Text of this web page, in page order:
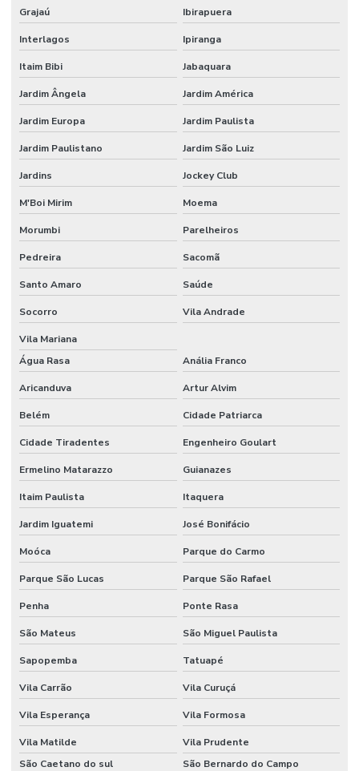
Empresa De Recuperação De Plásticos
Empresa De Recuperação E Extrusão
Equipamentos Para Extrusão De Plástico
Extrusão De Filmes Técnicos Personalizados
Extrusão De Materiais Plásticos
Extrusão De Plásticos Para Indústria
Fabricação De Embalagens
Fabricação De Embalagens Em Canela Sustentáveis
Fabricação De Embalagens Em Vários Materiais
Fabricação De Embalagens Sustentáveis
Fabricante De Embalagens Em Material Reciclado Preto
Fabricante De Embalagens Para Indústria Automotiva
Fabricante De Grãos De Plástico
Fabricante De Recuperação De Polietileno
Fabricante De Sacos Plásticos
Filme Plástico Extrudado Para Indústria
Filme Técnico De Plástico
Filmes Extrudados Para Indústria
Filmes Para Embalagem Alimentícia
Filmes Plásticos Para Embalagem
Grajaú Ibirapuera
Interlagos Ipiranga
Itaim Bibi Jabaquara
Jardim Ângela Jardim América
Jardim Europa Jardim Paulista
Jardim Paulistano Jardim São Luiz
Jardins Jockey Club
M'Boi Mirim Moema
Morumbi Parelheiros
Pedreira Sacomã
Santo Amaro Saúde
Socorro Vila Andrade
Vila Mariana
Água Rasa
Anália Franco
Aricanduva Artur Alvim
Belém Cidade Patriarca
Cidade Tiradentes Engenheiro Goulart
Ermelino Matarazzo Guianazes
Itaim Paulista Itaquera
Jardim Iguatemi José Bonifácio
Moóca Parque do Carmo
Parque São Lucas Parque São Rafael
Penha Ponte Rasa
São Mateus São Miguel Paulista
Sapopemba Tatuapé
Vila Carrão Vila Curuçá
Vila Esperança Vila Formosa
Vila Matilde
Vila Prudente
São Caetano do sul
São Bernardo do Campo